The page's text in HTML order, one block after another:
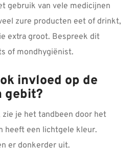
gebruik van vele medicijnen
zure producten eet of drinkt,
extra groot. Bespreek dit
of mondhygiënist.
invloed op de
gebit?
je het tandbeen door het
heeft een lichtgele kleur.
er donkerder uit.